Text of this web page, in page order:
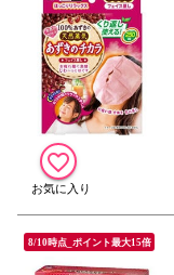
8/10時点_ポイント最大15倍